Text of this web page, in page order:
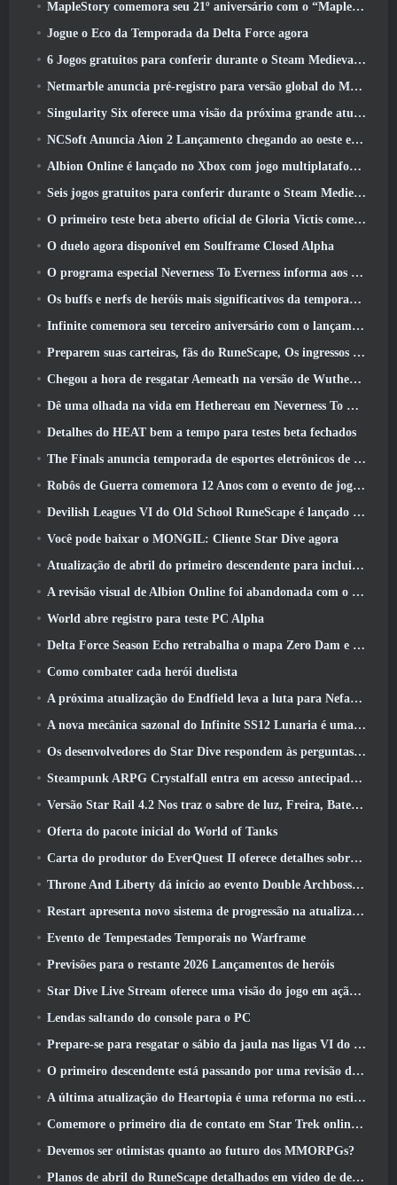
MapleStory comemora seu 21º aniversário com o “Maple University Event”
Jogue o Eco da Temporada da Delta Force agora
6 Jogos gratuitos para conferir durante o Steam Medieval Fest
Netmarble anuncia pré-registro para versão global do MMORPG de ficção científica RF Online Next
Singularity Six oferece uma visão da próxima grande atualização de Palia, The Royal Highlands
NCSoft Anuncia Aion 2 Lançamento chegando ao oeste este ano
Albion Online é lançado no Xbox com jogo multiplataforma completo
Seis jogos gratuitos para conferir durante o Steam Medieval Fest
O primeiro teste beta aberto oficial de Gloria Victis começa hoje
O duelo agora disponível em Soulframe Closed Alpha
O programa especial Neverness To Everness informa aos jogadores o que esperar dos lançamentos
Os buffs e nerfs de heróis mais significativos da temporada 7.5
Infinite comemora seu terceiro aniversário com o lançamento do SS12 Lunaria hoje
Preparem suas carteiras, fãs do RuneScape, Os ingressos para o RuneFest estão prestes a ser colocados à venda
Chegou a hora de resgatar Aemeath na versão de Wuthering Waves 3.3 Atualizar
Dê uma olhada na vida em Hethereau em Neverness To Everness, vídeo de pré-visualização do jogo de lançamento
Detalhes do HEAT bem a tempo para testes beta fechados
The Finals anuncia temporada de esportes eletrônicos de US$ 200 mil
Robôs de Guerra comemora 12 Anos com o evento de jogos robóticos marcianos
Devilish Leagues VI do Old School RuneScape é lançado hoje
Você pode baixar o MONGIL: Cliente Star Dive agora
Atualização de abril do primeiro descendente para incluir versão beta do novo conteúdo do Endgame
A revisão visual de Albion Online foi abandonada com o lançamento da atualização Radiant Wilds hoje
World abre registro para teste PC Alpha
Delta Force Season Echo retrabalha o mapa Zero Dam e expande a jogabilidade das operações
Como combater cada herói duelista
A próxima atualização do Endfield leva a luta para Nefarith
A nova mecânica sazonal do Infinite SS12 Lunaria é uma das “maiores adições” ao jogo
Os desenvolvedores do Star Dive respondem às perguntas dos jogadores em uma transmissão ao vivo surpresa
Steampunk ARPG Crystalfall entra em acesso antecipado, Mas não sem alguns problemas
Versão Star Rail 4.2 Nos traz o sabre de luz, Freira, Baterista Trailblazer e um emanador de euforia
Oferta do pacote inicial do World of Tanks
Carta do produtor do EverQuest II oferece detalhes sobre servidor de expansão bloqueado por tempo
Throne And Liberty dá início ao evento Double Archboss Spawn
Restart apresenta novo sistema de progressão na atualização da temporada SS4
Evento de Tempestades Temporais no Warframe
Previsões para o restante 2026 Lançamentos de heróis
Star Dive Live Stream oferece uma visão do jogo em ação antes do lançamento
Lendas saltando do console para o PC
Prepare-se para resgatar o sábio da jaula nas ligas VI do RuneScape da velha escola: Pactos Demoníacos
O primeiro descendente está passando por uma revisão de acordo com o Dev Stream
A última atualização do Heartopia é uma reforma no estilo Alice no país das maravilhas
Comemore o primeiro dia de contato em Star Trek online e ganhe uma nova versão do Nobel Intel Battlecruiser
Devemos ser otimistas quanto ao futuro dos MMORPGs?
Planos de abril do RuneScape detalhados em vídeo de desenvolvimento